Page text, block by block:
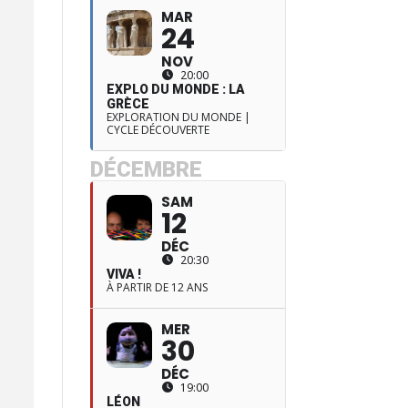
MAR
24
NOV
20:00
EXPLO DU MONDE : LA
GRÈCE
EXPLORATION DU MONDE |
CYCLE DÉCOUVERTE
DÉCEMBRE
SAM
12
DÉC
20:30
VIVA !
À PARTIR DE 12 ANS
MER
30
DÉC
19:00
LÉON